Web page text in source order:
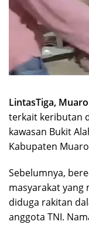
LintasTiga,
terkait keributan
kawasan Bukit
Kabupaten
Sebelumnya,
masyarakat yang
diduga rakitan
anggota TNI.